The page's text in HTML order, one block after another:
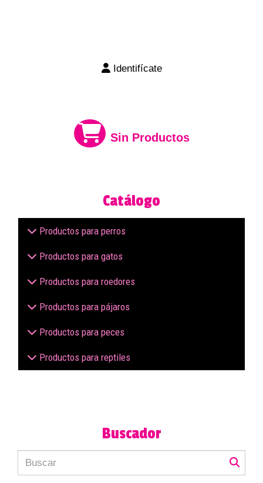
Identifícate
Sin Productos
Catálogo
Productos para perros
Productos para gatos
Productos para roedores
Productos para pájaros
Productos para peces
Productos para reptiles
Buscador